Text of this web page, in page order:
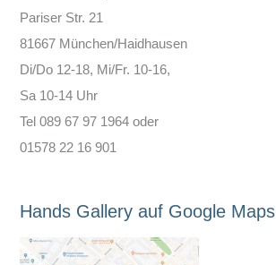
Pariser Str. 21
81667 München/Haidhausen
Di/Do 12-18, Mi/Fr. 10-16,
Sa 10-14 Uhr
Tel 089 67 97 1964 oder
01578 22 16 901
Hands Gallery auf Google Maps